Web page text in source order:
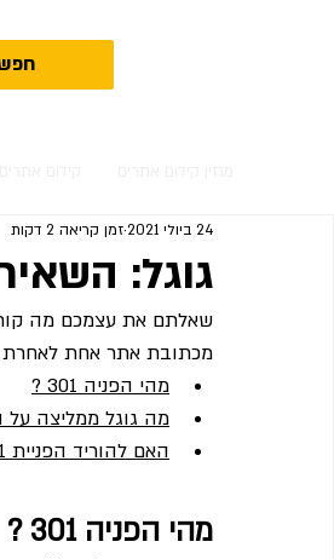
גוגל: השאירו את
24 ביולי 2021 זמן קריאה 2 דקות
שאלתם את עצמכם מה
מכתובת אתר אחת לאחרת כאשר הפניות 301
מהי הפניה 301 ?
מה גוגל ממליצה על
האם להוריד הפניית 301 ?
מהי הפניה 301 ?